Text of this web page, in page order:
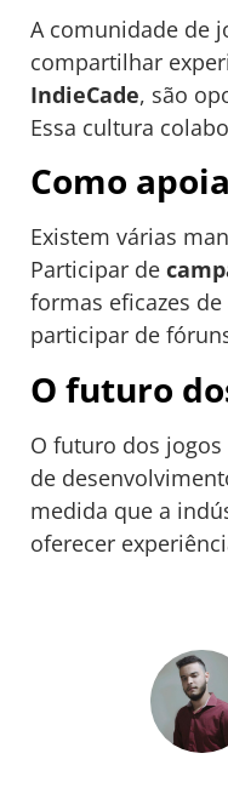
A comunidade de
compartilhar
IndieCade, são
Essa cultura
Como
Existem várias
Participar de
formas eficazes
participar de
O futuro
O futuro dos
de
medida que a
oferecer